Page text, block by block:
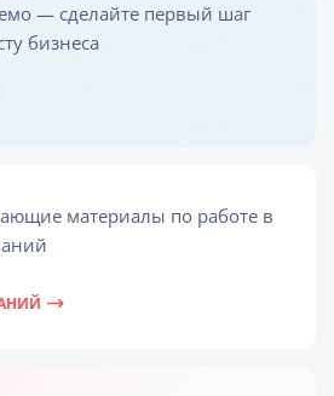
— сделайте первый шаг
бизнеса
материалы по работе в